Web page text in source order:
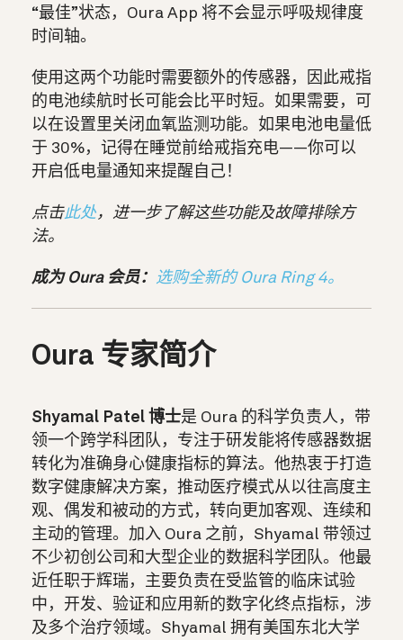
“最佳”状态，Oura App 将不会显示呼吸规律度
时间轴。
使用这两个功能时需要额外的传感器，因此戒指
的电池续航时长可能会比平时短。如果需要，可
以在设置里关闭血氧监测功能。如果电池电量低
于 30%，记得在睡觉前给戒指充电——你可以
开启低电量通知来提醒自己！
点击此处，进一步了解这些功能及故障排除方
法。
成为 Oura 会员： 选购全新的 Oura Ring 4。
Oura 专家简介
Shyamal Patel 博士是 Oura 的科学负责人，带
领一个跨学科团队，专注于研发能将传感器数据
转化为准确身心健康指标的算法。他热衷于打造
数字健康解决方案，推动医疗模式从以往高度主
观、偶发和被动的方式，转向更加客观、连续和
主动的管理。加入 Oura 之前，Shyamal 带领过
不少初创公司和大型企业的数据科学团队。他最
近任职于辉瑞，主要负责在受监管的临床试验
中，开发、验证和应用新的数字化终点指标，涉
及多个治疗领域。Shyamal 拥有美国东北大学